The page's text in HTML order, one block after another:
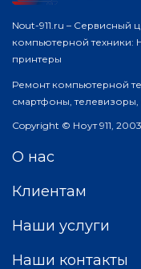
Nout-911.ru – Сервисный
компьютерной техники:
принтеры
Ремонт компьютерной
смартфоны, телевизоры,
Copyright © Ноут 911,
О нас
Клиентам
Наши услуги
Наши контакты